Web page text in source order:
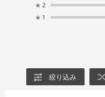
★ 2
★ 1
絞り込み